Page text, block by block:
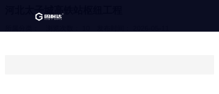
河北太子城高铁站枢纽工程